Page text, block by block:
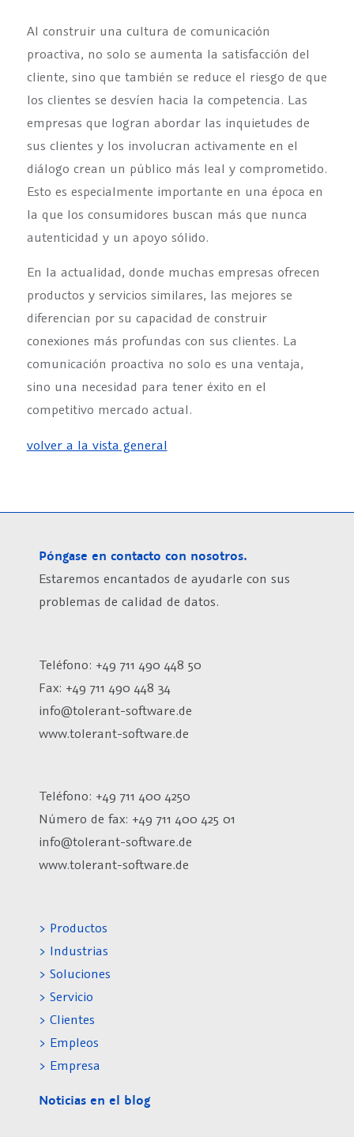
Al construir una cultura de comunicación
proactiva, no solo se aumenta la satisfacción del
cliente, sino que también se reduce el riesgo de que
los clientes se desvíen hacia la competencia. Las
empresas que logran abordar las inquietudes de
sus clientes y los involucran activamente en el
diálogo crean un público más leal y comprometido.
Esto es especialmente importante en una época en
la que los consumidores buscan más que nunca
autenticidad y un apoyo sólido.
En la actualidad, donde muchas empresas ofrecen
productos y servicios similares, las mejores se
diferencian por su capacidad de construir
conexiones más profundas con sus clientes. La
comunicación proactiva no solo es una ventaja,
sino una necesidad para tener éxito en el
competitivo mercado actual.
volver a la vista general
Póngase en contacto con nosotros.
Estaremos encantados de ayudarle con sus
problemas de calidad de datos.
Teléfono: +49 711 490 448 50
Fax: +49 711 490 448 34
info@tolerant-software.de
www.tolerant-software.de
Teléfono: +49 711 400 4250
Número de fax: +49 711 400 425 01
info@tolerant-software.de
www.tolerant-software.de
> Productos
> Industrias
> Soluciones
> Servicio
> Clientes
> Empleos
> Empresa
Noticias en el blog